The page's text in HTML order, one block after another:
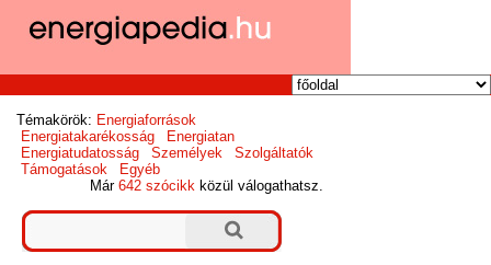
Témakörök: Energiaforrások
Energiatakarékosság
Energiatan
Energiatudatosság
Személyek
Szolgáltatók
Támogatások
Egyéb
Már642 szócikk közül válogathatsz.